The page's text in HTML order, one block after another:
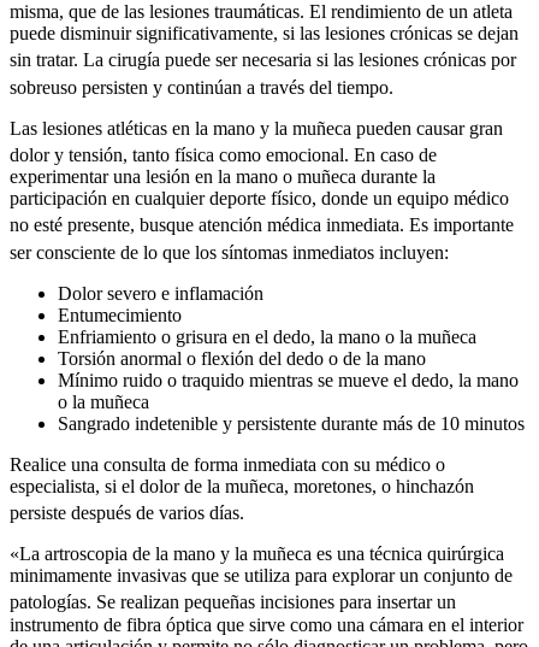
misma, que de las lesiones traumáticas. El rendimiento de un atleta
puede disminuir significativamente, si las lesiones crónicas se dejan
sin tratar. La cirugía puede ser necesaria si las lesiones crónicas por
sobreuso persisten y continúan a través del tiempo.
Las lesiones atléticas en la mano y la muñeca pueden causar gran
dolor y tensión, tanto física como emocional. En caso de
experimentar una lesión en la mano o muñeca durante la
participación en cualquier deporte físico, donde un equipo médico
no esté presente, busque atención médica inmediata. Es importante
ser consciente de lo que los síntomas inmediatos incluyen:
Dolor severo e inflamación
Entumecimiento
Enfriamiento o grisura en el dedo, la mano o la muñeca
Torsión anormal o flexión del dedo o de la mano
Mínimo ruido o traquido mientras se mueve el dedo, la mano
o la muñeca
Sangrado indetenible y persistente durante más de 10 minutos
Realice una consulta de forma inmediata con su médico o
especialista, si el dolor de la muñeca, moretones, o hinchazón
persiste después de varios días.
«La artroscopia de la mano y la muñeca es una técnica quirúrgica
minimamente invasivas que se utiliza para explorar un conjunto de
patologías. Se realizan pequeñas incisiones para insertar un
instrumento de fibra óptica que sirve como una cámara en el interior